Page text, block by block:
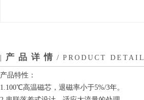
| 产品详情 / PRODUCT DETAIL
产品特性：
1.100℃高温磁芯，退磁率小于5%/3年。